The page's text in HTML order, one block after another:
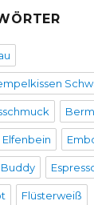
Elfenbein
Flüsterweiß